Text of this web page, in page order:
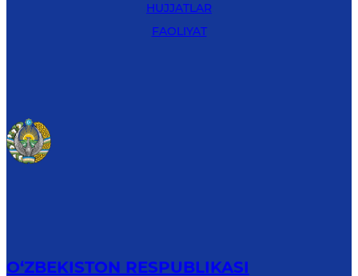
HUJJATLAR
FAOLIYAT
O‘ZBEKISTON RESPUBLIKASI